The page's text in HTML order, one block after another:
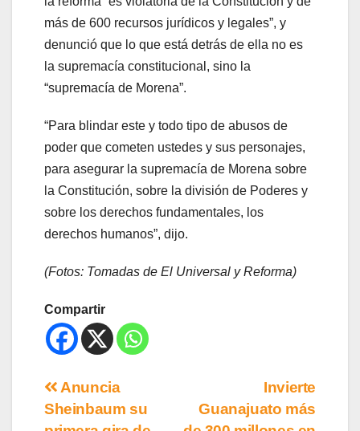
más de 600 recursos jurídicos y legales”, y
denunció que lo que está detrás de ella no es
la supremacía constitucional, sino la
“supremacía de Morena”.
“Para blindar este y todo tipo de abusos de
poder que cometen ustedes y sus personajes,
para asegurar la supremacía de Morena sobre
la Constitución, sobre la división de Poderes y
sobre los derechos fundamentales, los
derechos humanos”, dijo.
(Fotos: Tomadas de El Universal y Reforma)
Compartir
Invierte
Guanajuato más
Anuncia
Sheinbaum su